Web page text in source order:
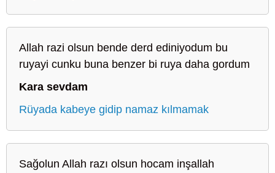
Allah razi olsun bende derd ediniyodum bu
ruyayi cunku buna benzer bi ruya daha gordum
Kara sevdam
Rüyada kabeye gidip namaz kılmamak
Sağolun Allah razı olsun hocam inşallah